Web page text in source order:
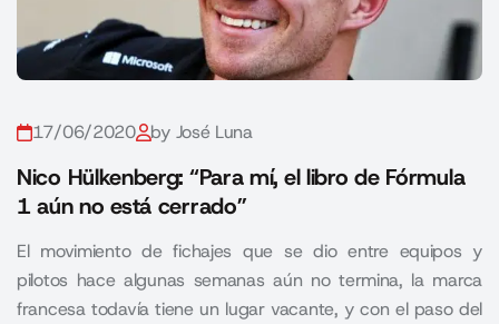
17/06/2020 by José Luna
Nico Hülkenberg: “Para mí, el libro de Fórmula
1 aún no está cerrado”
El movimiento de fichajes que se dio entre equipos y
pilotos hace algunas semanas aún no termina, la marca
francesa todavía tiene un lugar vacante, y con el paso del